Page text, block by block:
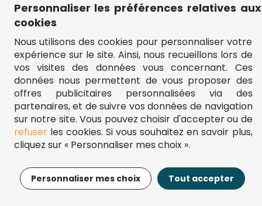
22,99€ Ajouter au panier
› Plan du site
** Frais d'envoi = 6,95 € (France) / gratuit à partir de 45 €.
fou-de-puzzle.com : le site référence pour acheter des puzzles de
qualité à bon prix.
© Fou-de-puzzle.com 2011 - 2026
Personnaliser les préférences relatives aux
cookies
Nous utilisons des cookies pour personnaliser votre
expérience sur le site. Ainsi, nous recueillons lors de
vos visites des données vous concernant. Ces
données nous permettent de vous proposer des
offres publicitaires personnalisées via des
partenaires, et de suivre vos données de navigation
sur notre site. Vous pouvez choisir d'accepter ou de
refuserles cookies. Si vous souhaitez en savoir plus,
cliquez sur « Personnaliser mes choix ».
Personnaliser mes choix Tout accepter